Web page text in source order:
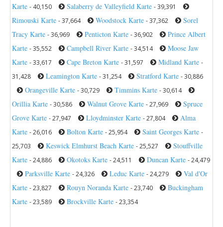
Karte - 40,150 Salaberry de Valleyfield Karte - 39,391
Rimouski Karte - 37,664 Woodstock Karte - 37,362
Sorel
Tracy Karte - 36,969 Penticton Karte - 36,902
Prince Albert
Karte - 35,552 Campbell River Karte - 34,514
Moose Jaw
Karte - 33,617 Cape Breton Karte - 31,597 Midland Karte -
31,428
Leamington Karte - 31,254 Stratford Karte - 30,886
Orangeville Karte - 30,729 Timmins Karte - 30,614
Orillia Karte - 30,586 Walnut Grove Karte - 27,969
Spruce
Grove Karte - 27,947 Lloydminster Karte - 27,804
Alma
Karte - 26,016 Bolton Karte - 25,954 Saint Georges Karte -
25,703
Keswick Elmhurst Beach Karte - 25,527
Stouffville
Karte - 24,886 Okotoks Karte - 24,511 Duncan Karte - 24,479
Parksville Karte - 24,326 Leduc Karte - 24,279
Val d'Or
Karte - 23,827 Rouyn Noranda Karte - 23,740
Buckingham
Karte - 23,589 Brockville Karte - 23,354